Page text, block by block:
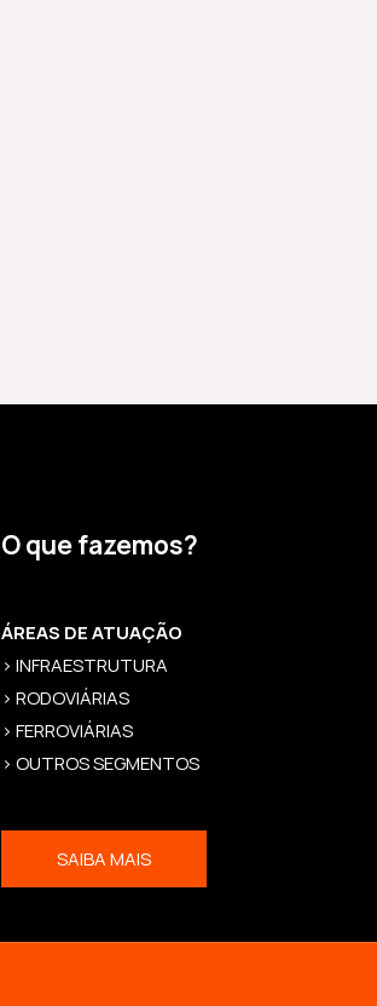
O que fazemos?
ÁREAS DE ATUAÇÃO
> INFRAESTRUTURA
> RODOVIÁRIAS
> FERROVIÁRIAS
> OUTROS SEGMENTOS
SAIBA MAIS